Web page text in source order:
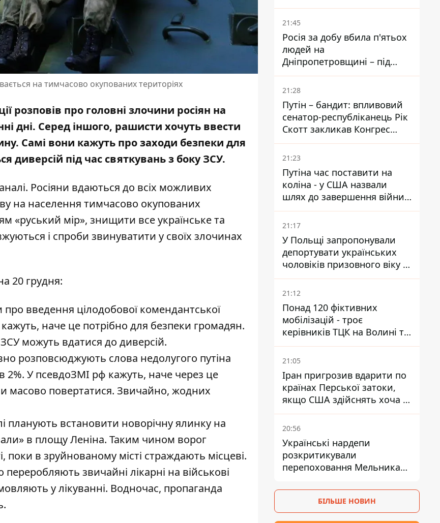
на тимчасово окупованих територіях
розповів про головні злочини росіян на
дні. Серед іншого, рашисти хочуть ввести
Самі вони кажуть про заходи безпеки для
диверсій під час святкувань з боку ЗСУ.
Росіяни вдаються до всіх можливих
на населення тимчасово окупованих
«руський мір», знищити все українське та
і спроби звинуватити у своїх злочинах
20 грудня:
про введення цілодобової комендантської
наче це потрібно для безпеки громадян.
можуть вдатися до диверсій.
розповсюджують слова недолугого путіна
2%. У псевдоЗМІ рф кажуть, наче через це
масово повертатися. Звичайно, жодних
планують встановити новорічну ялинку на
в площу Леніна. Таким чином ворог
поки в зруйнованому місті страждають місцеві.
переробляють звичайні лікарні на військові
у лікуванні. Водночас, пропаганда
біль – він очолив народне
голосування
21:45
Росія за добу вбила п'ятьох
людей на
Дніпропетровщині – під
ударами опинилися п'ять
районів області
21:28
Путін – бандит: впливовий
сенатор-республіканець Рік
Скотт закликав Конгрес
притягнути РФ до
відповідальності за війну в
Україні
21:23
Путіна час поставити на
коліна - у США назвали
шлях до завершення війни -
National Security Journal
21:17
У Польщі запропонували
депортувати українських
чоловіків призовного віку -
кого це може торкнутися
21:12
Понад 120 фіктивних
мобілізацій - троє
керівників ТЦК на Волині та
Буковині отримали підозри
за фейкові звіти
21:05
Іран пригрозив вдарити по
країнах Перської затоки,
якщо США здійснять хоча б
одну атаку - Reuters
20:56
Українські нардепи
розкритикували
перепоховання Мельника
ізоляції
БІЛЬШЕ НОВИН